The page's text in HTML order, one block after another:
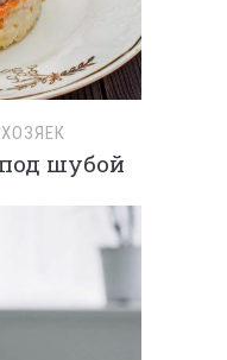
шубой